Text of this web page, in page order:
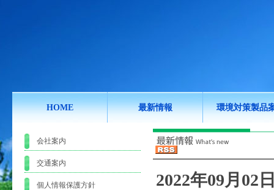
HOME 最新情報 環境対策製品
会社案内
交通案内
個人情報保護方針 2022年09月02